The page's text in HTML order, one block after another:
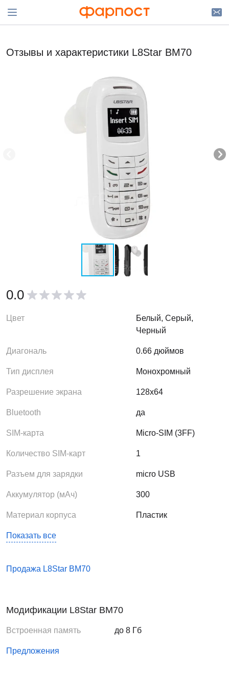
Отзывы и характеристики L8Star BM70
0.0
Цвет
Белый, Серый,
Черный
Диагональ 0.66 дюймов
Тип дисплея Монохромный
Разрешение экрана 128x64
Bluetooth да
SIM-карта Micro-SIM (3FF)
Количество SIM-карт 1
Разъем для зарядки micro USB
Аккумулятор (мАч) 300
Материал корпуса Пластик
Показать все
Продажа L8Star BM70
Модификации L8Star BM70
Встроенная память до 8 Гб
Предложения